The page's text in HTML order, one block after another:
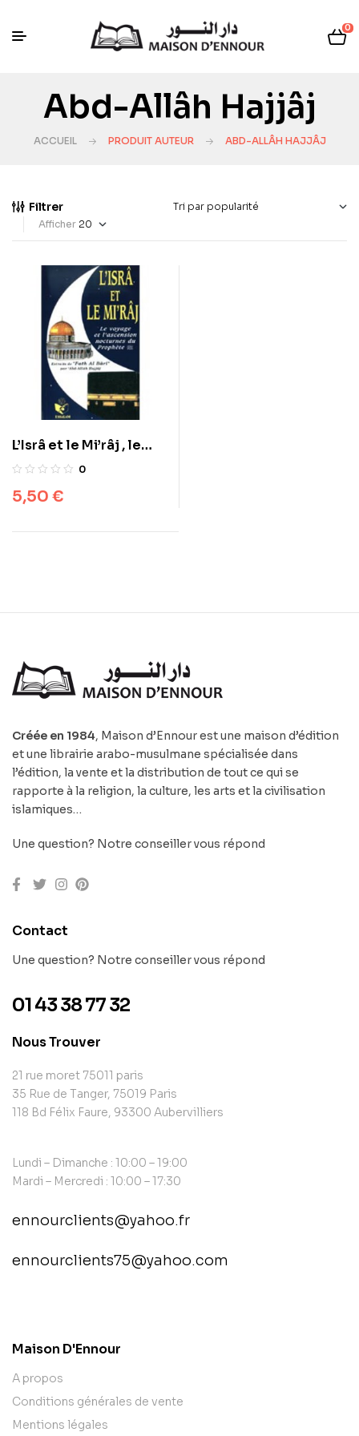
0
Abd-Allâh Hajjâj
ACCUEIL PRODUIT AUTEUR ABD-ALLÂH HAJJÂJ
Filtrer
Afficher
L’Isrâ et le Mi’râj , le
voyage et l’ascension
0
5,50 €
Créée en 1984, Maison d’Ennour est une maison d’édition
et une librairie arabo-musulmane spécialisée dans
l’édition, la vente et la distribution de tout ce qui se
rapporte à la religion, la culture, les arts et la civilisation
islamiques…
Une question? Notre conseiller vous répond
Contact
Une question? Notre conseiller vous répond
01 43 38 77 32
Nous Trouver
21 rue moret 75011 paris
35 Rue de Tanger, 75019 Paris
118 Bd Félix Faure, 93300 Aubervilliers
Lundi – Dimanche : 10:00 – 19:00
Mardi – Mercredi : 10:00 – 17:30
ennourclients@yahoo.fr
ennourclients75@yahoo.com
Maison D'Ennour
A propos
Conditions générales de vente
Mentions légales